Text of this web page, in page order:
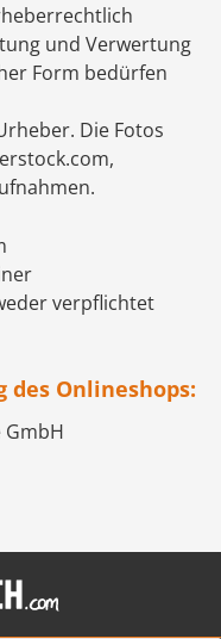
und Verwertung
Form bedürfen
Die Fotos
verpflichtet
des Onlineshops:
GmbH